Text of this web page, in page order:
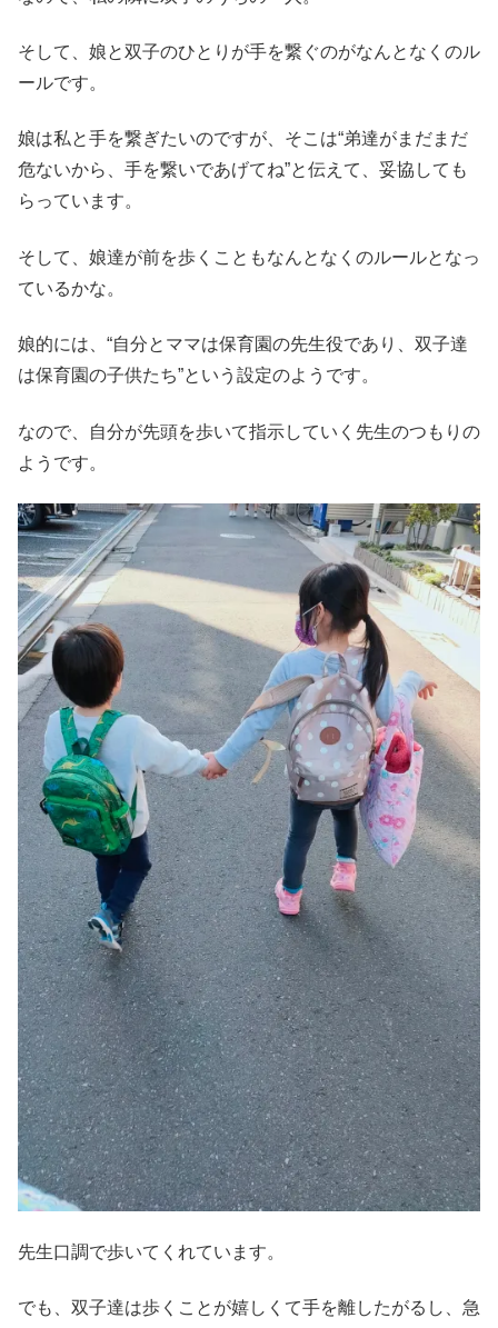
そして、娘と双子のひとりが手を繋ぐのがなんとなくのル
ールです。
娘は私と手を繋ぎたいのですが、そこは“弟達がまだまだ
危ないから、手を繋いであげてね”と伝えて、妥協しても
らっています。
そして、娘達が前を歩くこともなんとなくのルールとなっ
ているかな。
娘的には、“自分とママは保育園の先生役であり、双子達
は保育園の子供たち”という設定のようです。
なので、自分が先頭を歩いて指示していく先生のつもりの
ようです。
先生口調で歩いてくれています。
でも、双子達は歩くことが嬉しくて手を離したがるし、急